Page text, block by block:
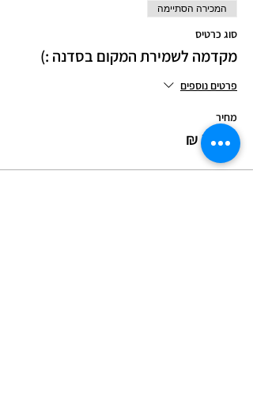
המכירה הסתיימה
סוג כרטיס
מקדמה לשמירת המקום בסדנה :)
פרטים נוספים
מחיר